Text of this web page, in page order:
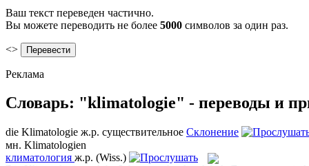
Ваш текст переведен частично.
Вы можете переводить не более 5000 символов за один раз.
<>
Реклама
Словарь: "klimatologie" - переводы и
die Klimatologie ж.р. существительное Склонение
мн. Klimatologien
климатология ж.р. (Wiss.)